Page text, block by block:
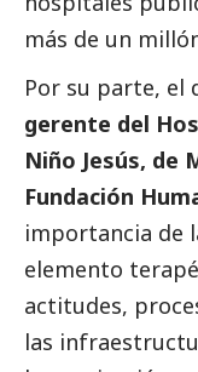
más de un
Por su parte, el
gerente del
Niño Jesús, de
Fundación
importancia de
elemento
actitudes,
las